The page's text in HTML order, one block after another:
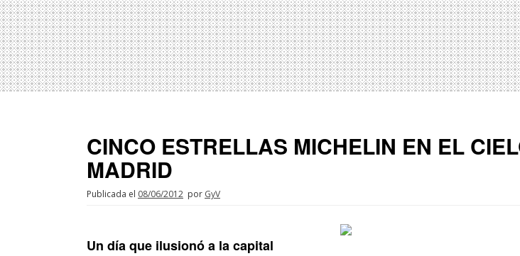
CINCO ESTRELLAS MICHELIN EN EL
MADRID
Publicada el 08/06/2012 por GyV
Un día que ilusionó a la capital